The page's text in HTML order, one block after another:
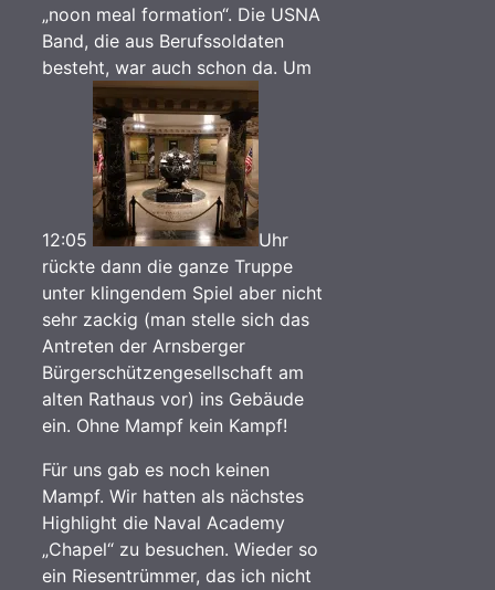
„noon meal formation“. Die USNA
Band, die aus Berufssoldaten
besteht, war auch schon da. Um
12:05
Uhr
rückte dann die ganze Truppe
unter klingendem Spiel aber nicht
sehr zackig (man stelle sich das
Antreten der Arnsberger
Bürgerschützengesellschaft am
alten Rathaus vor) ins Gebäude
ein. Ohne Mampf kein Kampf!
Für uns gab es noch keinen
Mampf. Wir hatten als nächstes
Highlight die Naval Academy
„Chapel“ zu besuchen. Wieder so
ein Riesentrümmer, das ich nicht